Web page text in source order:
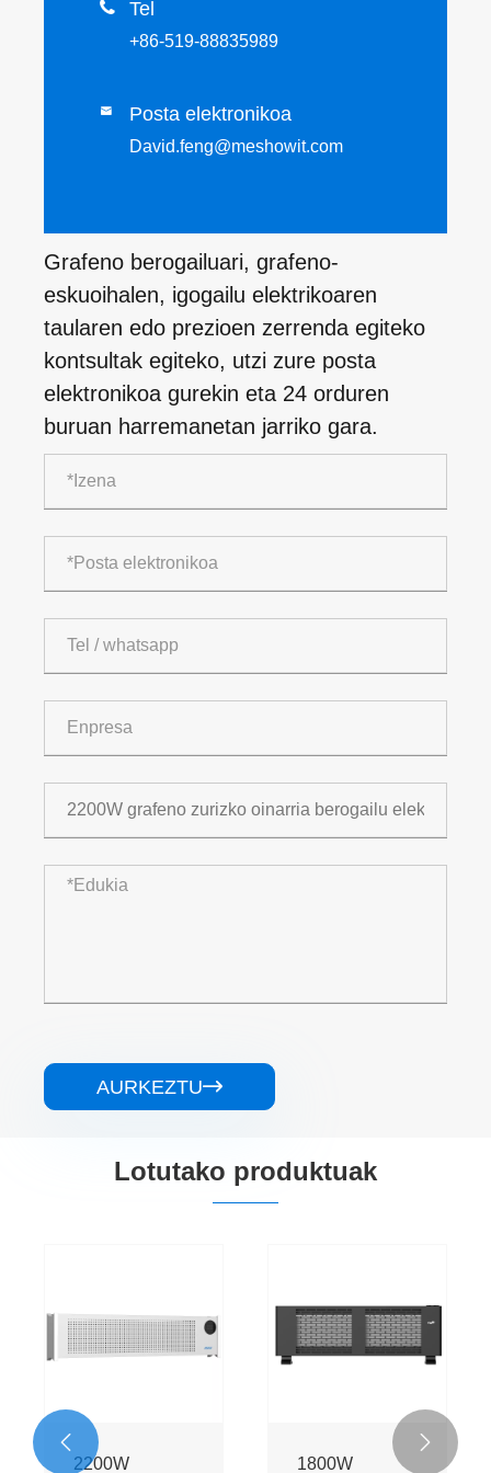
 Tel
+86-519-88835989
 Posta elektronikoa
David.feng@meshowit.com
Grafeno berogailuari, grafeno-
eskuoihalen, igogailu elektrikoaren
taularen edo prezioen zerrenda egiteko
kontsultak egiteko, utzi zure posta
elektronikoa gurekin eta 24 orduren
buruan harremanetan jarriko gara.
AURKEZTU
Lotutako produktuak
2200W
1800W
 